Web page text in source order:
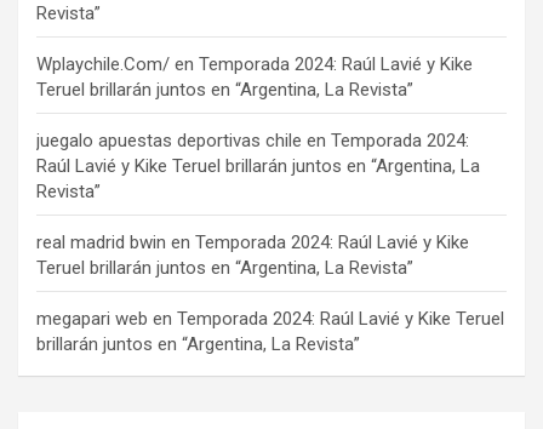
Revista”
Wplaychile.Com/ en Temporada 2024: Raúl Lavié y Kike
Teruel brillarán juntos en “Argentina, La Revista”
juegalo apuestas deportivas chile en Temporada 2024:
Raúl Lavié y Kike Teruel brillarán juntos en “Argentina, La
Revista”
real madrid bwin en Temporada 2024: Raúl Lavié y Kike
Teruel brillarán juntos en “Argentina, La Revista”
megapari web en Temporada 2024: Raúl Lavié y Kike Teruel
brillarán juntos en “Argentina, La Revista”